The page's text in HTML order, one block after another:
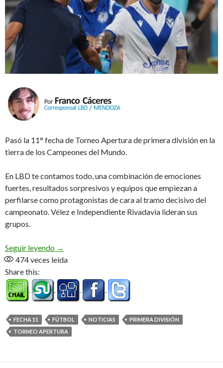
Pasó la 11° fecha de Torneo Apertura de primera división en la
tierra de los Campeones del Mundo.
En LBD te contamos todo, una combinación de emociones
fuertes, resultados sorpresivos y equipos que empiezan a
perfilarse como protagonistas de cara al tramo decisivo del
campeonato. Vélez e Independiente Rivadavia lideran sus
grupos.
Seguir leyendo Vélez, estás crazy!
→
474veces leída
Share this:
FECHA 11 FÚTBOL NOTICIAS
PRIMERA DIVISIÓN
TORNEO APERTURA